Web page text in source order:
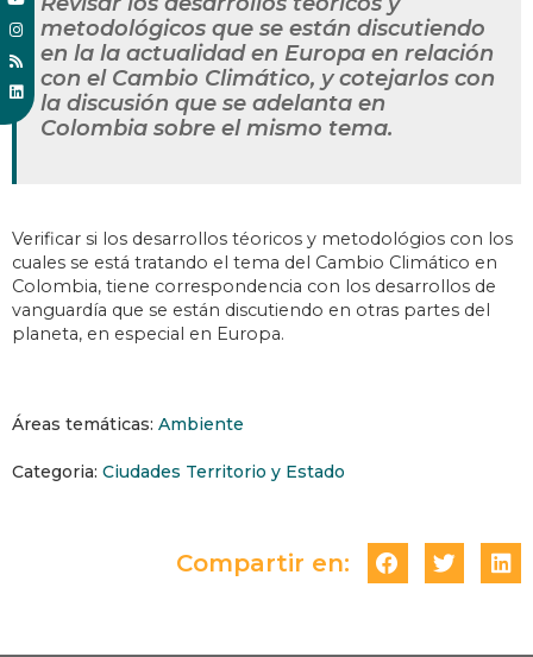
metodológicos que se están discutiendo
en la la actualidad en Europa en relación
con el Cambio Climático, y cotejarlos con
la discusión que se adelanta en
Colombia sobre el mismo tema.
Verificar si los desarrollos téoricos y metodológios con los
cuales se está tratando el tema del Cambio Climático en
Colombia, tiene correspondencia con los desarrollos de
vanguardía que se están discutiendo en otras partes del
planeta, en especial en Europa.
Áreas temáticas: Ambiente
Categoria: Ciudades Territorio y Estado
Compartir en: